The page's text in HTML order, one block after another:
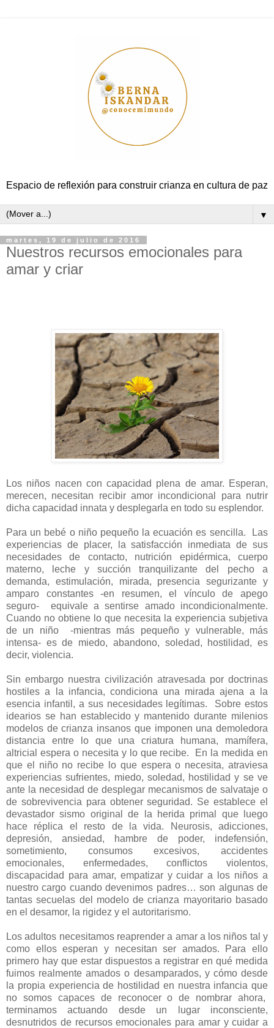
Espacio de reflexión para construir crianza en cultura de paz
▼
martes, 19 de julio de 2016
Nuestros recursos emocionales para
amar y criar
Los niños nacen con capacidad plena de amar. Esperan,
merecen, necesitan recibir amor incondicional para nutrir
dicha capacidad innata y desplegarla en todo su esplendor.
Para un bebé o niño pequeño la ecuación es sencilla.
Las
experiencias de placer, la satisfacción inmediata de sus
necesidades de contacto, nutrición epidérmica, cuerpo
materno, leche y succión tranquilizante del pecho a
demanda, estimulación, mirada, presencia segurizante y
amparo constantes -en resumen, el vínculo de apego
seguro- equivale a sentirse amado incondicionalmente.
Cuando no obtiene lo que necesita la experiencia subjetiva
de un niño -mientras más pequeño y vulnerable, más
intensa- es de miedo, abandono, soledad, hostilidad, es
decir, violencia.
Sin embargo nuestra civilización atravesada por doctrinas
hostiles a la infancia, condiciona una mirada ajena a la
esencia infantil, a sus necesidades legítimas.
Sobre estos
idearios se han establecido y mantenido durante milenios
modelos de crianza insanos que imponen una demoledora
distancia entre lo que una criatura humana, mamífera,
altricial espera o necesita y lo que recibe.
En la medida en
que el niño no recibe lo que espera o necesita, atraviesa
experiencias sufrientes, miedo, soledad, hostilidad y se ve
ante la necesidad de desplegar mecanismos de salvataje o
de sobrevivencia para obtener seguridad. Se establece el
devastador sismo original de la herida primal que luego
hace réplica el resto de la vida. Neurosis, adicciones,
depresión, ansiedad, hambre de poder, indefensión,
sometimiento, consumos excesivos, accidentes
emocionales, enfermedades, conflictos violentos,
discapacidad para amar, empatizar y cuidar a los niños a
nuestro cargo cuando devenimos padres… son algunas de
tantas secuelas del modelo de crianza mayoritario basado
en el desamor, la rigidez y el autoritarismo.
Los adultos necesitamos reaprender a amar a los niños tal y
como ellos esperan y necesitan ser amados. Para ello
primero hay que estar dispuestos a registrar en qué medida
fuimos realmente amados o desamparados, y cómo desde
la propia experiencia de hostilidad en nuestra infancia que
no somos capaces de reconocer o de nombrar ahora,
terminamos actuando desde un lugar inconsciente,
desnutridos de recursos emocionales para amar y cuidar a